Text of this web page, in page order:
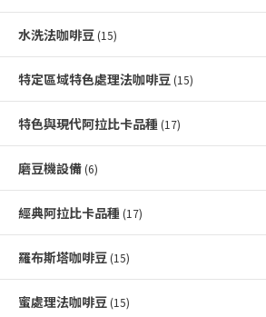
水洗法咖啡豆 (15)
特定區域特色處理法咖啡豆 (15)
特色與現代阿拉比卡品種 (17)
磨豆機設備 (6)
經典阿拉比卡品種 (17)
羅布斯塔咖啡豆 (15)
蜜處理法咖啡豆 (15)